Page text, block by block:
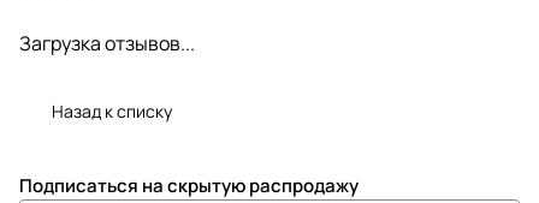
Загрузка отзывов...
Назад к списку
Подписаться на скрытую распродажу